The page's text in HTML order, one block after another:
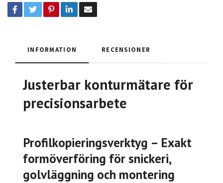
INFORMATION RECENSIONER
Justerbar konturmätare för
precisionsarbete
Profilkopieringsverktyg – Exakt
formöverföring för snickeri,
golvläggning och montering